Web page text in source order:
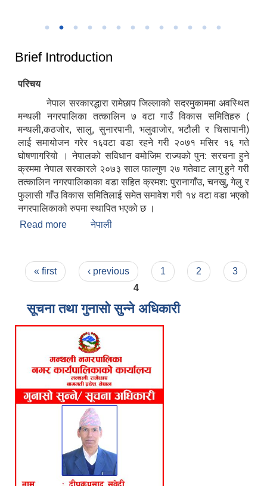
Brief Introduction
परिचय
नेपाल सरकारद्धारा रामेछाप जिल्लाको सदरमुकाममा अवस्थित
मन्थली नगरपालिका तत्कालिन ७ वटा गाउँ विकास समितिहरु (
मन्थली,कठजोर, सालु, सुनारपानी, भलुवाजोर, भटौली र चिसापानी)
लाई समायोजन गरेर १६वटा वडा रहने गरी २०७१ मसिर १६ गते
घोषणागरियो । नेपालको सविधान वमोजिम राज्यको पुन: सरचना हुने
क्रममा नेपाल सरकारले २०७३ साल फाल्गुण २७ गतेवाट लागु हुने गरी
तत्कालिन नगरपालिकाका वडा सहित क्रमश: पुरानागाँउ, चनखु, गेलु र
फुलासी गाँउ विकास समितिलाई समेत समावेश गरी १४ वटा वडा भएको
नगरपालिकाको रुपमा स्थापित भएको छ ।
Read more about Brief Introduction
नेपाली
Pages
« first ‹ previous 1 2
3
4
सूचना तथा गुनासो सुन्ने अधिकारी